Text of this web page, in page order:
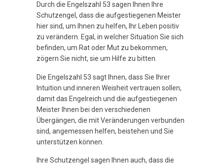
Durch die Engelszahl 53 sagen Ihnen Ihre
Schutzengel, dass die aufgestiegenen Meister
hier sind, um Ihnen zu helfen, Ihr Leben positiv
zu verändern. Egal, in welcher Situation Sie sich
befinden, um Rat oder Mut zu bekommen,
zögern Sie nicht, sie um Hilfe zu bitten.
Die Engelszahl 53 sagt Ihnen, dass Sie Ihrer
Intuition und inneren Weisheit vertrauen sollen,
damit das Engelreich und die aufgestiegenen
Meister Ihnen bei den verschiedenen
Übergängen, die mit Veränderungen verbunden
sind, angemessen helfen, beistehen und Sie
unterstützen können.
Ihre Schutzengel sagen Ihnen auch, dass die